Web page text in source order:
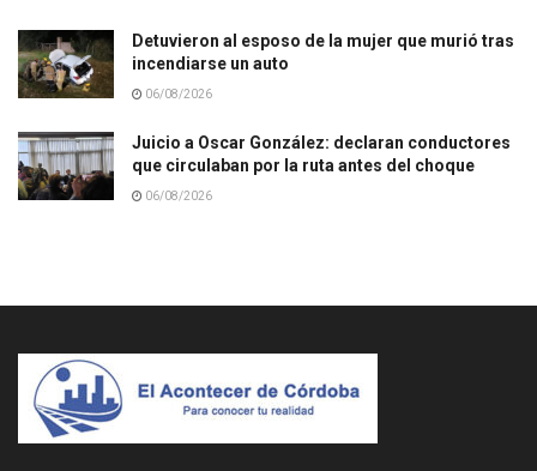
Detuvieron al esposo de la mujer que murió tras
incendiarse un auto
06/08/2026
Juicio a Oscar González: declaran conductores
que circulaban por la ruta antes del choque
06/08/2026